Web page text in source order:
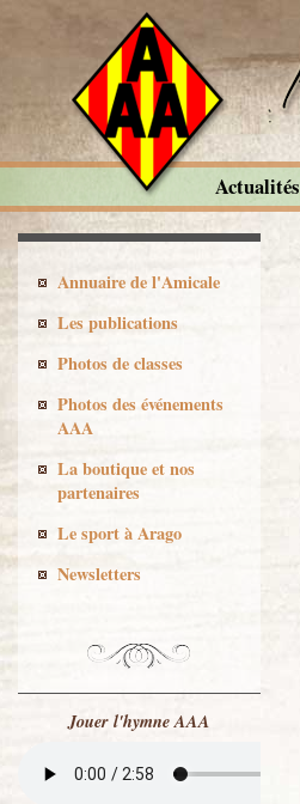
Actualités
Annuaire de l'Amicale
Les publications
Photos de classes
Photos des événements
AAA
La boutique et nos
partenaires
Le sport à Arago
Newsletters
Jouer l'hymne AAA